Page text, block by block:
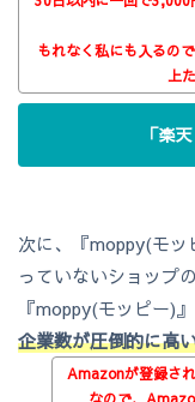
もれなく私にも入るの
上
「楽
次に、『moppy(モッ
っていないショップ
『moppy(モッピー)
企業数が圧倒的に高
Amazonが登録さ
なので、